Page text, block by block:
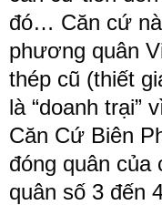
đó… Căn cứ
phương quân
thép cũ (thiết
là “doanh trại”
Căn Cứ Biên
đóng quân của
quân số 3 đến